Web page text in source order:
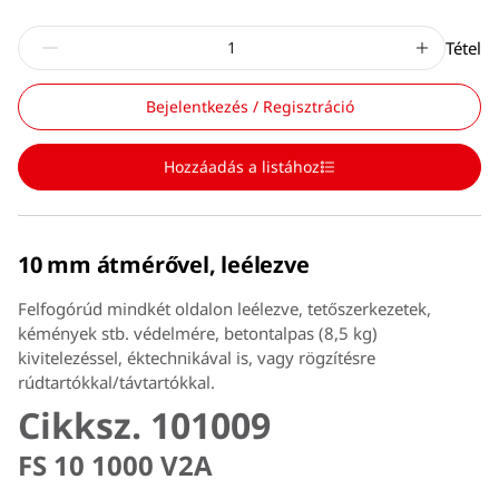
Tétel
Bejelentkezés / Regisztráció
Hozzáadás a listához
10 mm átmérővel, leélezve
Felfogórúd mindkét oldalon leélezve, tetőszerkezetek,
kémények stb. védelmére, betontalpas (8,5 kg)
kivitelezéssel, éktechnikával is, vagy rögzítésre
rúdtartókkal/távtartókkal.
Cikksz. 101009
FS 10 1000 V2A